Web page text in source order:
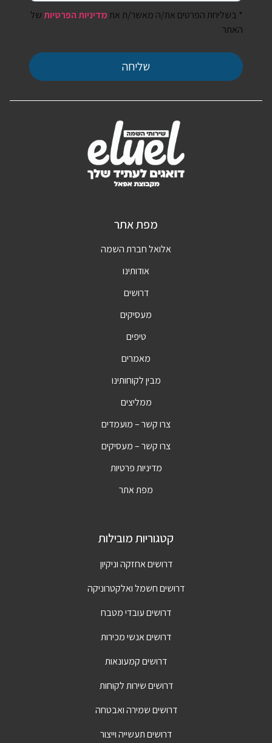
* בשליחת הפרטים את/ה מאשר/ת אתמדיניות הפרטיותשל
האתר
שליחה
מפת אתר
אלואל חברת השמה
אודותינו
דרושים
מעסיקים
טיפים
מאמרים
מבין לקוחותינו
ממליצים
צרו קשר – מועמדים
צרו קשר – מעסיקים
מדיניות פרטיות
מפת אתר
קטגוריות מובילות
דרושים אחזקה וניקיון
דרושים חשמל ואלקטרוניקה
דרושים עובדי מטבח
דרושים אנשי מכירות
דרושים קמעונאות
דרושים שירות לקוחות
דרושים שמירה ואבטחה
דרושים תעשייה וייצור